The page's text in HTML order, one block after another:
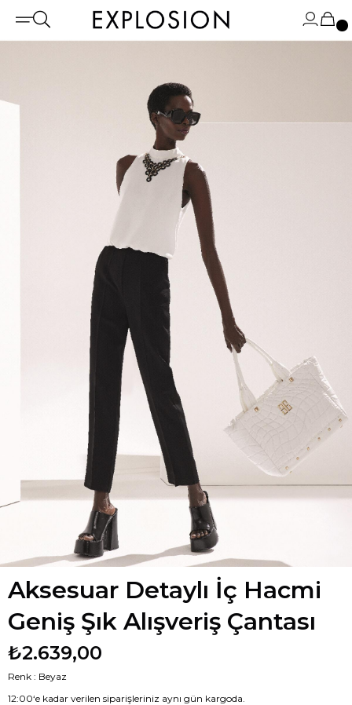
Aksesuar Detaylı İç Hacmi
Geniş Şık Alışveriş Çantası
₺2.639,00
Renk : Beyaz
12:00‘e kadar verilen siparişleriniz aynı gün kargoda.